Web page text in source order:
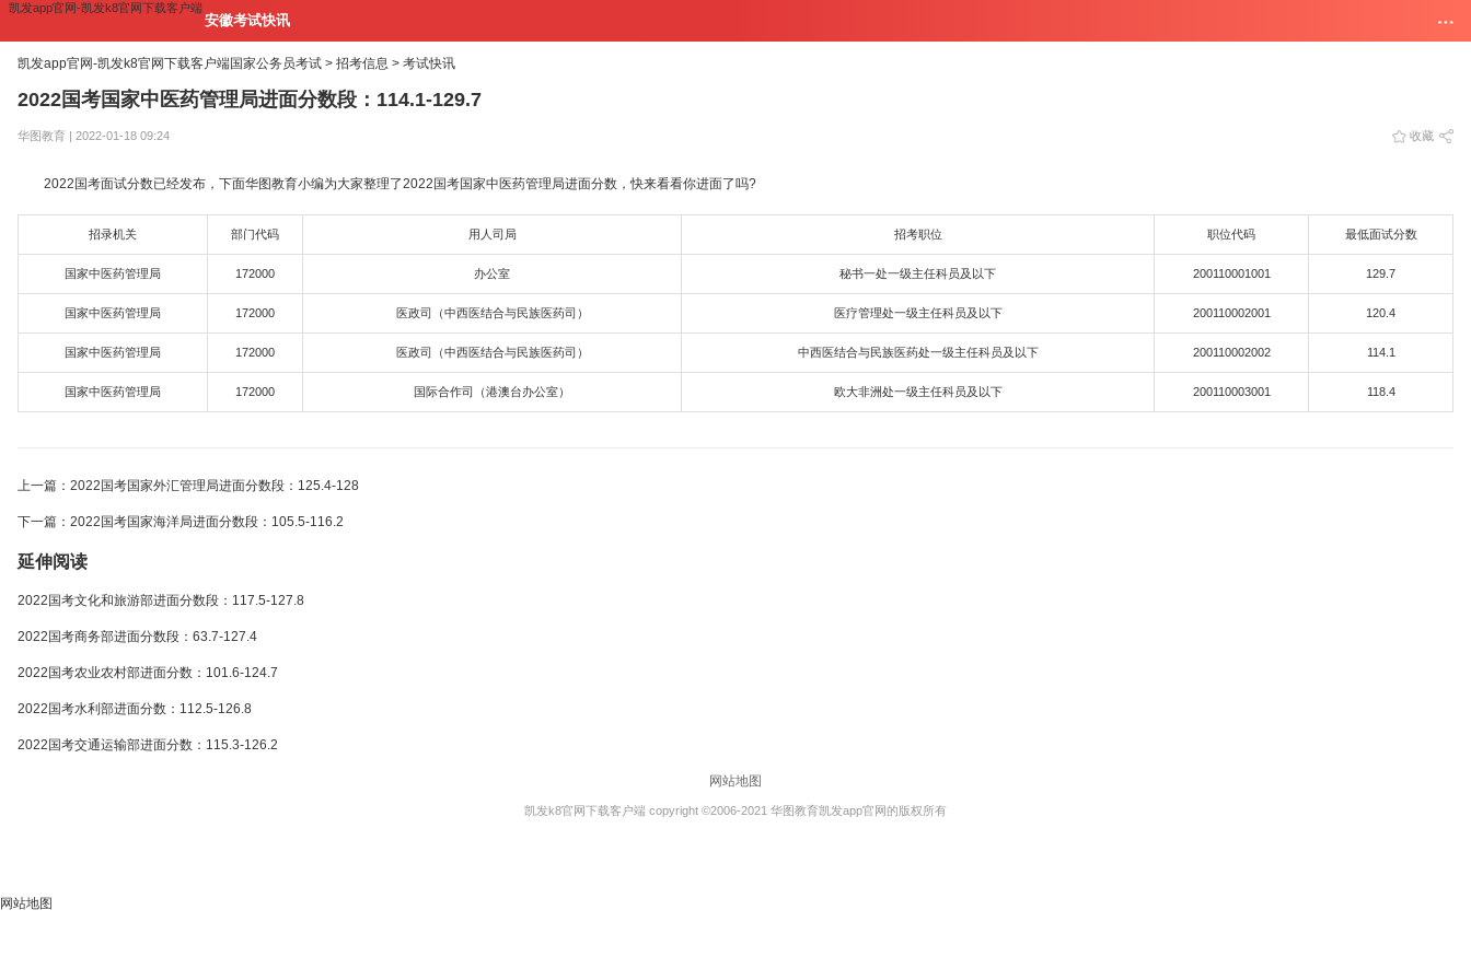
凯发app官网-凯发k8官网下载客户端
安徽考试快讯
凯发app官网-凯发k8官网下载客户端国家公务员考试 > 招考信息 > 考试快讯
2022国考国家中医药管理局进面分数段：114.1-129.7
华图教育 | 2022-01-18 09:24 收藏
2022国考面试分数已经发布，下面华图教育小编为大家整理了2022国考国家中医药管理局进面分数，快来看看你进面了吗?
招录机关 部门代码 用人司局 招考职位 职位代码 最低面试分数
国家中医药管理局 172000 办公室 秘书一处一级主任科员及以下 200110001001 129.7
国家中医药管理局 172000 医政司（中西医结合与民族医药司） 医疗管理处一级主任科员及以下 200110002001 120.4
国家中医药管理局 172000 医政司（中西医结合与民族医药司） 中西医结合与民族医药处一级主任科员及以下 200110002002 114.1
国家中医药管理局 172000 国际合作司（港澳台办公室） 欧大非洲处一级主任科员及以下 200110003001 118.4
上一篇：2022国考国家外汇管理局进面分数段：125.4-128
下一篇：2022国考国家海洋局进面分数段：105.5-116.2
延伸阅读
2022国考文化和旅游部进面分数段：117.5-127.8
2022国考商务部进面分数段：63.7-127.4
2022国考农业农村部进面分数：101.6-124.7
2022国考水利部进面分数：112.5-126.8
2022国考交通运输部进面分数：115.3-126.2
网站地图
凯发k8官网下载客户端 copyright ©2006-2021 华图教育凯发app官网的版权所有
网站地图